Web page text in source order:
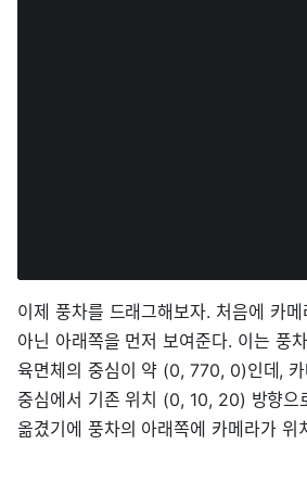
이제 풍차를 드래그해보자. 처음에 카
아닌 아래쪽을 먼저 보여준다. 이는 풍
육면체의 중심이 약 (0, 770, 0)인데, 카
중심에서 기존 위치 (0, 10, 20) 방향으
옮겼기에 풍차의 아래쪽에 카메라가 위